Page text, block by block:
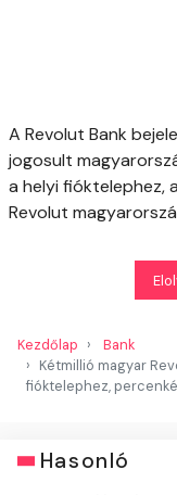
A Revolut Bank
jogosult
a helyi fióktelephez,
Revolut
Kezdőlap
Bank
Kétmillió magyar
fióktelephez,
Hasonló